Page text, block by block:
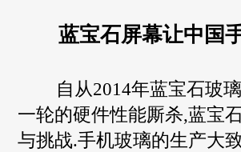
蓝宝石屏幕让中国
自从2014年蓝宝石玻璃
一轮的硬件性能厮杀,蓝宝
与挑战.手机玻璃的生产大